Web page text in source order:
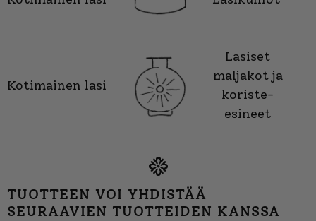
Kotimainen lasi
Lasiset
maljakot ja
koriste-
esineet
TUOTTEEN VOI YHDISTÄÄ
SEURAAVIEN TUOTTEIDEN KANSSA